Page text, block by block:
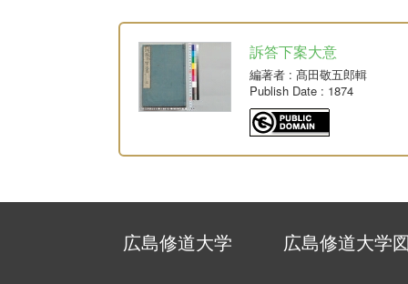
訴答下案大意
編著者 : 髙田敬五郎輯
Publish Date : 1874
広島修道大学 広島修道大学